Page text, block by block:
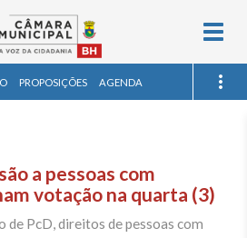
PROPOSIÇÕES AGENDA
a pessoas com
votação na quarta (3)
de PcD, direitos de pessoas com